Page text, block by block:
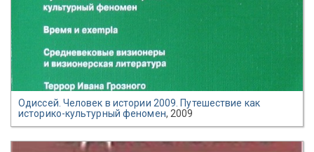
Одиссей. Человек в истории 2009. Путешествие как
историко-культурный феномен, 2009